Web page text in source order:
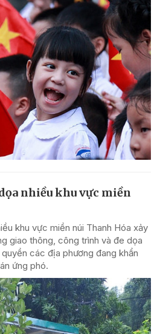
nhiều khu vực miền
khu vực miền núi Thanh Hóa xảy
giao thông, công trình và đe dọa
các địa phương đang khẩn
ứng phó.